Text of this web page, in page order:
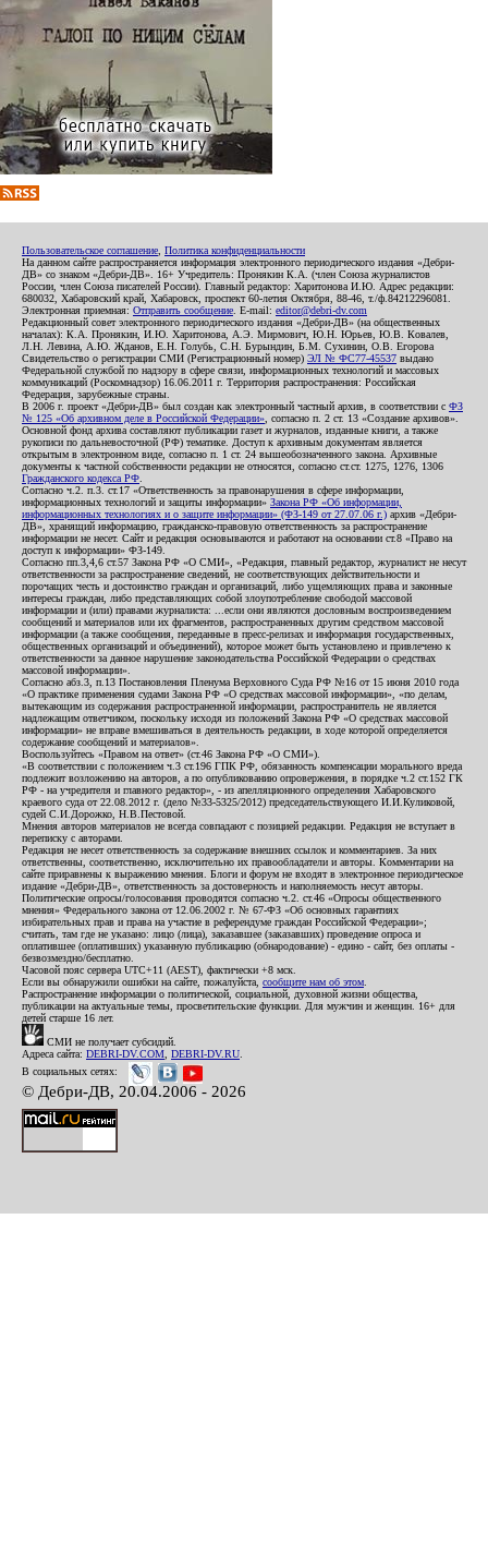
Пользовательское соглашение Политика конфиденциальности
На данном сайте распространяется информация электронного периодического издания «Дебри-
ДВ» со знаком «Дебри-ДВ». 16+ Учредитель: Пронякин К.А. (член Союза журналистов
России, член Союза писателей России). Главный редактор: Харитонова И.Ю. Адрес редакции:
680032, Хабаровский край, Хабаровск, проспект 60-летия Октября, 88-46, т./ф.84212296081.
Электронная приемная: Отправить сообщение . E-mail: editor@debri-dv.com
Редакционный совет электронного периодического издания «Дебри-ДВ» (на общественных
началах): К.А. Пронякин, И.Ю. Харитонова, А.Э. Мирмович, Ю.Н. Юрьев, Ю.В. Ковалев,
Л.Н. Левина, А.Ю. Жданов, Е.Н. Голубь, С.Н. Бурындин, Б.М. Сухинин, О.В. Егорова
Свидетельство о регистрации СМИ (Регистрационный номер) ЭЛ № ФС77-45537 выдано
Федеральной службой по надзору в сфере связи, информационных технологий и массовых
коммуникаций (Роскомнадзор) 16.06.2011 г. Территория распространения: Российская
Федерация, зарубежные страны.
В 2006 г. проект «Дебри-ДВ» был создан как электронный частный архив, в соответствии с ФЗ
№ 125 «Об архивном деле в Российской Федерации» , согласно п. 2 ст. 13 «Создание архивов».
Основной фонд архива составляют публикации газет и журналов, изданные книги, а также
рукописи по дальневосточной (РФ) тематике. Доступ к архивным документам является
открытым в электронном виде, согласно п. 1 ст. 24 вышеобозначенного закона. Архивные
документы к частной собственности редакции не относятся, согласно ст.ст. 1275, 1276, 1306
Гражданского кодекса РФ
Согласно ч.2. п.3. ст.17 «Ответственность за правонарушения в сфере информации,
информационных технологий и защиты информации» Закона РФ «Об информации,
информационных технологиях и о защите информации» (ФЗ-149 от 27.07.06 г.) архив «Дебри-
ДВ», хранящий информацию, гражданско-правовую ответственность за распространение
информации не несет. Сайт и редакция основываются и работают на основании ст.8 «Право на
доступ к информации» ФЗ-149.
Согласно пп.3,4,6 ст.57 Закона РФ «О СМИ», «Редакция, главный редактор, журналист не несут
ответственности за распространение сведений, не соответствующих действительности и
порочащих честь и достоинство граждан и организаций, либо ущемляющих права и законные
интересы граждан, либо представляющих собой злоупотребление свободой массовой
информации и (или) правами журналиста: ...если они являются дословным воспроизведением
сообщений и материалов или их фрагментов, распространенных другим средством массовой
информации (а также сообщения, переданные в пресс-релизах и информация государственных,
общественных организаций и объединений), которое может быть установлено и привлечено к
ответственности за данное нарушение законодательства Российской Федерации о средствах
массовой информации».
Согласно абз.3, п.13 Постановления Пленума Верховного Суда РФ №16 от 15 июня 2010 года
«О практике применения судами Закона РФ «О средствах массовой информации», «по делам,
вытекающим из содержания распространенной информации, распространитель не является
надлежащим ответчиком, поскольку исходя из положений Закона РФ «О средствах массовой
информации» не вправе вмешиваться в деятельность редакции, в ходе которой определяется
содержание сообщений и материалов».
Воспользуйтесь «Правом на ответ» (ст.46 Закона РФ «О СМИ»).
«В соответствии с положением ч.3 ст.196 ГПК РФ, обязанность компенсации морального вреда
подлежит возложению на авторов, а по опубликованию опровержения, в порядке ч.2 ст.152 ГК
РФ - на учредителя и главного редактор», - из апелляционного определения Хабаровского
краевого суда от 22.08.2012 г. (дело №33-5325/2012) председательствующего И.И.Куликовой,
судей С.И.Дорожко, Н.В.Пестовой.
Мнения авторов материалов не всегда совпадают с позицией редакции. Редакция не вступает в
переписку с авторами.
Редакция не несет ответственность за содержание внешних ссылок и комментариев. За них
ответственны, соответственно, исключительно их правообладатели и авторы. Комментарии на
сайте приравнены к выражению мнения. Блоги и форум не входят в электронное периодическое
издание «Дебри-ДВ», ответственность за достоверность и наполняемость несут авторы.
Политические опросы/голосования проводятся согласно ч.2. ст.46 «Опросы общественного
мнения» Федерального закона от 12.06.2002 г. № 67-ФЗ «Об основных гарантиях
избирательных прав и права на участие в референдуме граждан Российской Федерации»;
считать, там где не указано: лицо (лица), заказавшее (заказавших) проведение опроса и
оплатившее (оплативших) указанную публикацию (обнародование) - едино - сайт, без оплаты -
безвозмездно/бесплатно.
Часовой пояс сервера UTC+11 (AEST), фактически +8 мск.
Если вы обнаружили ошибки на сайте, пожалуйста, сообщите нам об этом
Распространение информации о политической, социальной, духовной жизни общества,
публикации на актуальные темы, просветительские функции. Для мужчин и женщин. 16+ для
детей старше 16 лет.
СМИ не получает субсидий.
Адреса сайта: DEBRI-DV.COM DEBRI-DV.RU
В социальных сетях:
© Дебри-ДВ, 20.04.2006 - 2026